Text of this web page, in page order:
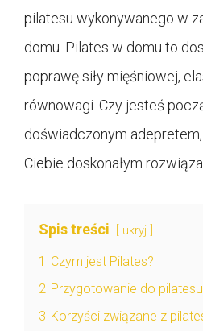
pilatesu wykonywanego w
domu. Pilates w domu to
poprawę siły mięśniowej,
równowagi. Czy jesteś
doświadczonym
Ciebie doskonałym
Spis treści ukryj
1 Czym jest Pilates?
2 Przygotowanie do
3 Korzyści związane z